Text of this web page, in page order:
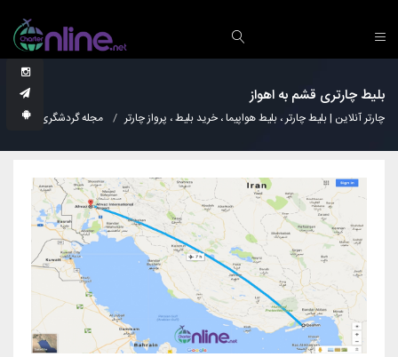
بلیط چارتری قشم به اهواز
چارتر آنلاین | بلیط چارتر ، بلیط هواپیما ، خرید بلیط ، پرواز چارتر مجله گردشگری